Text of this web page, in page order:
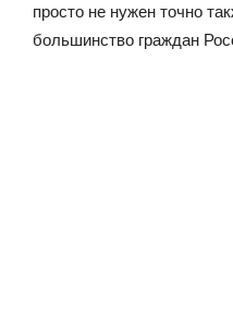
просто не нужен точно
большинство граждан